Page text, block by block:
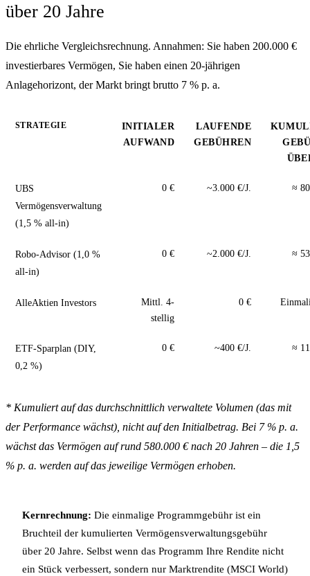
über 20 Jahre
Die ehrliche Vergleichsrechnung. Annahmen: Sie haben 200.000 €
investierbares Vermögen, Sie haben einen 20-jährigen
Anlagehorizont, der Markt bringt brutto 7 % p. a.
STRATEGIE
INITIALER
AUFWAND
LAUFENDE
GEBÜHREN
UBS
Vermögensverwaltung
(1,5 % all-in)
0 € ~3.000 €/J. ≈
Robo-Advisor (1,0 %
all-in)
0 € ~2.000 €/J. ≈
AlleAktien Investors
Mittl. 4-
stellig
0 €
ETF-Sparplan (DIY,
0,2 %)
0 € ~400 €/J. ≈
* Kumuliert auf das durchschnittlich verwaltete Volumen (das mit
der Performance wächst), nicht auf den Initialbetrag. Bei 7 % p. a.
wächst das Vermögen auf rund 580.000 € nach 20 Jahren – die 1,5
% p. a. werden auf das jeweilige Vermögen erhoben.
Kernrechnung: Die einmalige Programmgebühr ist ein
Bruchteil der kumulierten Vermögensverwaltungsgebühr
über 20 Jahre. Selbst wenn das Programm Ihre Rendite nicht
ein Stück verbessert, sondern nur Marktrendite (MSCI World)